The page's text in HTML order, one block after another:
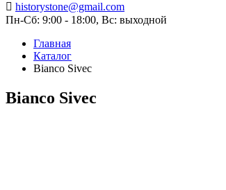
historystone@gmail.com
Пн-Сб: 9:00 - 18:00, Вс: выходной
Главная
Каталог
Bianco Sivec
Bianco Sivec